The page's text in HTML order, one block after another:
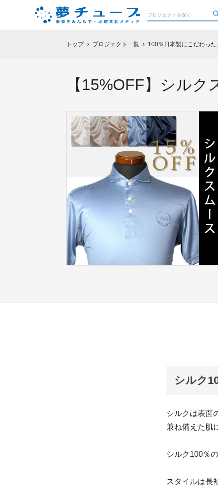
トップ chevron_right プロジェクト一覧 chevron_right 100％日本製にこだわっ
【15%OFF】シルク
シルク
シルクは表面
兼ね備えた肌
シルク100％
スタイルは長